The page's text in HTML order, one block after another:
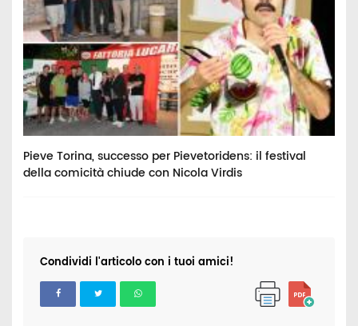
Pieve Torina, successo per Pievetoridens: il festival
della comicità chiude con Nicola Virdis
Condividi l'articolo con i tuoi amici!